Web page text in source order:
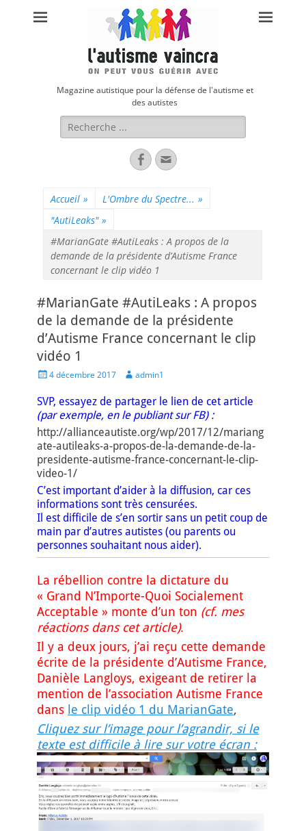
Magazine autistique pour la défense de l'autisme et
des autistes
Rechercher :
FacebookAdresse
de
Accueil » L'Ombre du Spectre... »
"AutiLeaks" »
#MarianGate #AutiLeaks : A propos de la
demande de la présidente d’Autisme France
concernant le clip vidéo 1
#MarianGate #AutiLeaks : A propos
de la demande de la présidente
d’Autisme France concernant le clip
vidéo 1
Posted4 décembre 2017 Author
admin1
SVP, essayez de partager le lien de cet article
(par exemple, en le publiant sur FB) :
http://allianceautiste.org/wp/2017/12/mariang
ate-autileaks-a-propos-de-la-demande-de-la-
presidente-autisme-france-concernant-le-clip-
video-1/
C’est important d’aider à la diffusion, car ces
informations sont très censurées.
Il est difficile de s’en sortir sans un petit coup de
main par d’autres autistes (ou parents ou
personnes souhaitant nous aider).
La rébellion contre la dictature du
« Grand N’Importe-Quoi Socialement
Acceptable » monte d’un ton (cf. mes
réactions dans cet article).
Il y a deux jours, j’ai reçu cette demande
écrite de la présidente d’Autisme France,
Danièle Langloys, exigeant de retirer la
mention de l’association Autisme France
dans le clip vidéo 1 du MarianGate,
Cliquez sur l’image pour l’agrandir, si le
texte est difficile à lire sur votre écran :